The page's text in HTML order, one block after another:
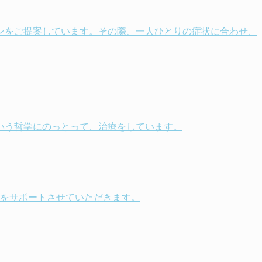
ご提案しています。その際、一人ひとりの症状に合わせ、
哲学にのっとって、治療をしています。
サポートさせていただきます。